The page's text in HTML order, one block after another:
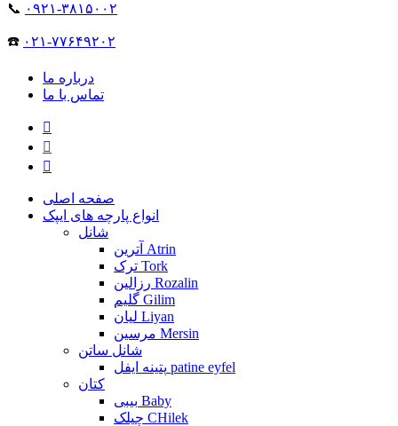
📞 ۰۹۲۱-۳۸۱۵۰۰۲
☎️ ۰۲۱-۷۷۶۴۹۲۰۲
درباره ما
تماس با ما
صفحه اصلی
انواع پارچه های ایپک
شانل
آترین Atrin
ترک Tork
رزالین Rozalin
گلیم Gilim
لیان Liyan
مرسین Mersin
شانل ساتن
پتینه ایفل patine eyfel
کتان
بیبی Baby
چیلک CHilek